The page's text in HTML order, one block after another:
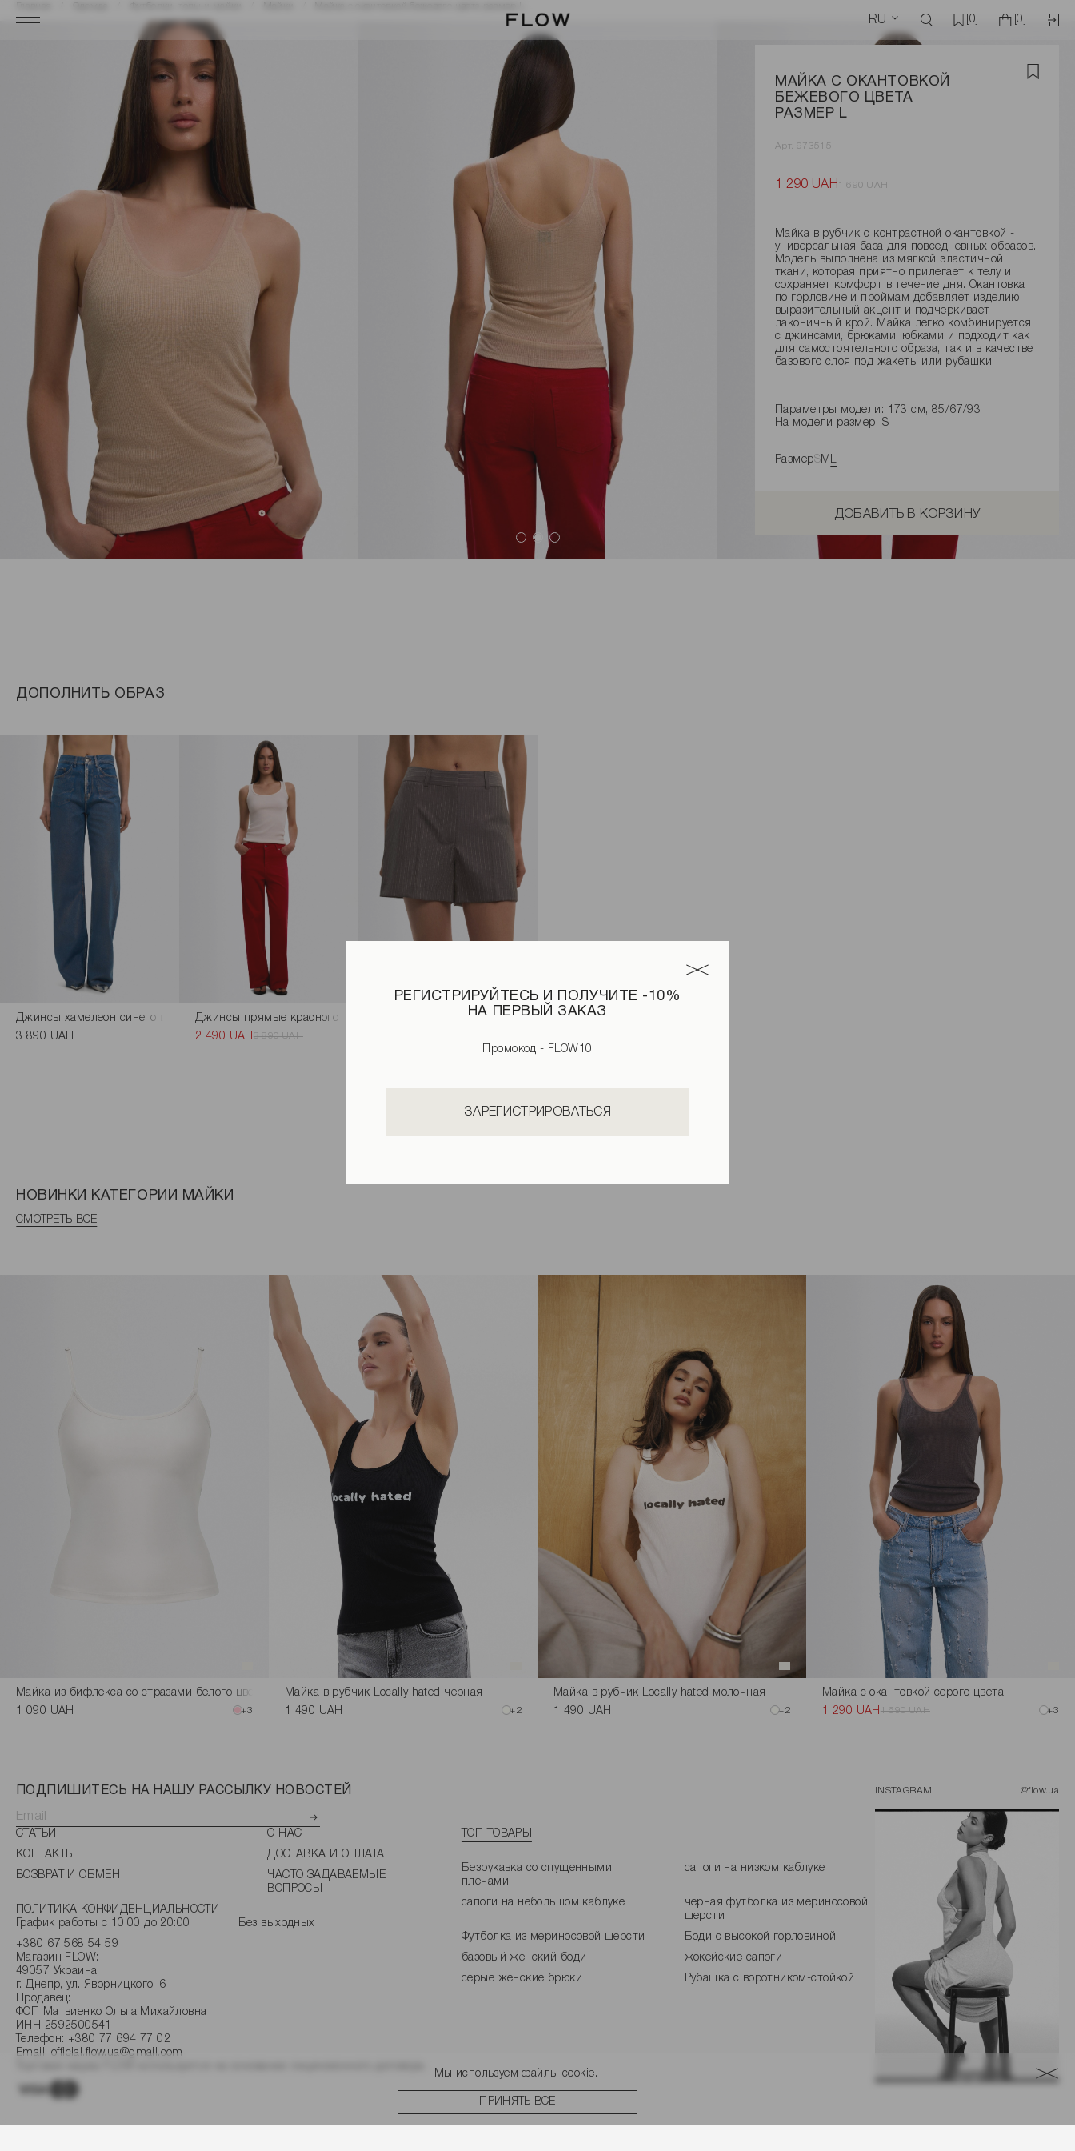
РЕГИСТРИРУЙТЕСЬ И ПОЛУЧИТЕ -10%
НА ПЕРВЫЙ ЗАКАЗ
Промокод - FLOW10
ЗАРЕГИСТРИРОВАТЬСЯ
RU [0] [0]
МАЙКА С ОКАНТОВКОЙ
БЕЖЕВОГО ЦВЕТА
РАЗМЕР L
Арт. 973515
1 290 UAH1 690 UAH
Майка в рубчик с контрастной окантовкой -
универсальная база для повседневных образов.
Модель выполнена из мягкой эластичной
ткани, которая приятно прилегает к телу и
сохраняет комфорт в течение дня. Окантовка
по горловине и проймам добавляет изделию
выразительный акцент и подчеркивает
лаконичный крой. Майка легко комбинируется
с джинсами, брюками, юбками и подходит как
для самостоятельного образа, так и в качестве
базового слоя под жакеты или рубашки.
Параметры модели: 173 см, 85/67/93
На модели размер: S
РазмерSM L
ДОБАВИТЬ В КОРЗИНУ
ДОПОЛНИТЬ ОБРАЗ
Джинсы хамелеон синего цвета
3 890 UAH
Джинсы прямые красного цвета
2 490 UAH 3 890 UAH
Шорты в полоску серого цвета
НОВИНКИ КАТЕГОРИИ МАЙКИ
СМОТРЕТЬ ВСЕ
Майка из бифлекса со стразами белого цвета
1 090 UAH
+3
Майка в рубчик Locally hated черная
1 490 UAH
+2
Майка в рубчик Locally hated молочная
1 490 UAH
+2
Майка с окантовкой серого цвета
1 290 UAH 1 690 UAH +3
ПОДПИШИТЕСЬ НА НАШУ РАССЫЛКУ НОВОСТЕЙ
СТАТЬИ
О НАС
КОНТАКТЫ
ДОСТАВКА И ОПЛАТА
ВОЗВРАТ И ОБМЕН
ЧАСТО ЗАДАВАЕМЫЕ
ВОПРОСЫ
ПОЛИТИКА КОНФИДЕНЦИАЛЬНОСТИ
График работы с 10:00 до 20:00
Без выходных
+380 67 568 54 59
Магазин FLOW:
49057 Украина,
г. Днепр, ул. Яворницкого, 6
Продавец:
ФОП Матвиенко Ольга Михайловна
ИНН 2592500541
Телефон: +380 77 694 77 02
Email: official.flow.ua@gmail.com
ТОП ТОВАРЫ
Безрукавка со спущенными
плечами
сапоги на низком каблуке
сапоги на небольшом каблуке
черная футболка из мериносовой
шерсти
Футболка из мериносовой шерсти
Боди с высокой горловиной
базовый женский боди
жокейские сапоги
серые женские брюки
Рубашка с воротником-стойкой
INSTAGRAM @flow.ua
Мы используем файлы cookie.
ПРИНЯТЬ ВСЕ